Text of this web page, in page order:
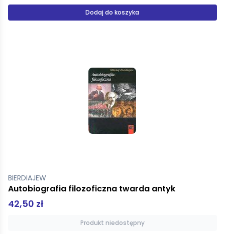
Dodaj do koszyka
BIERDIAJEW
Autobiografia filozoficzna twarda antyk
42,50 zł
Produkt niedostępny